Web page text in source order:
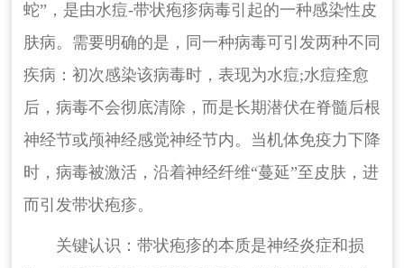
蛇”，是由水痘-带状疱疹病毒引起的一种感染性皮
肤病。需要明确的是，同一种病毒可引发两种不同
疾病：初次感染该病毒时，表现为水痘;水痘痊愈
后，病毒不会彻底清除，而是长期潜伏在脊髓后根
神经节或颅神经感觉神经节内。当机体免疫力下降
时，病毒被激活，沿着神经纤维“蔓延”至皮肤，进
而引发带状疱疹。
关键认识：带状疱疹的本质是神经炎症和损